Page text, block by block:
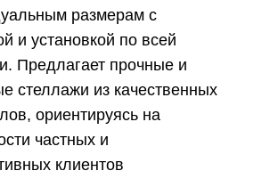
размерам с
и установкой по всей
Предлагает прочные и
стеллажи из качественных
ориентируясь на
частных и
клиентов